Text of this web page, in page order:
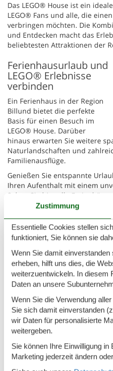
Das LEGO® House ist ein
LEGO® Fans und alle, die
verbringen möchten. Die
und Entdecken macht das
beliebtesten Attraktionen der
Ferienhausurlaub und
LEGO® Erlebnisse
verbinden
Ein Ferienhaus in der Region
Billund bietet die perfekte
Basis für einen Besuch im
LEGO® House. Darüber
hinaus erwarten Sie weitere
Naturlandschaften und
Familienausflüge.
Genießen Sie entspannte
Ihren Aufenthalt mit einem
Sehen Sie hier alle
Ferienhäuser
862,-EUR
Grindsted 8
Angebote und
Zustimmung
Essentielle Cookies stellen
funktioniert, Sie können sie
Wenn Sie damit
erheben, hilft uns dies, die
weiterzuentwickeln. In diesem
Daten an unsere
Wenn Sie die Verwendung
Sie sich damit einverstanden
wir Daten für personalisierte
weitergeben.
Sie können Ihre Einwilligung
Marketing jederzeit ändern